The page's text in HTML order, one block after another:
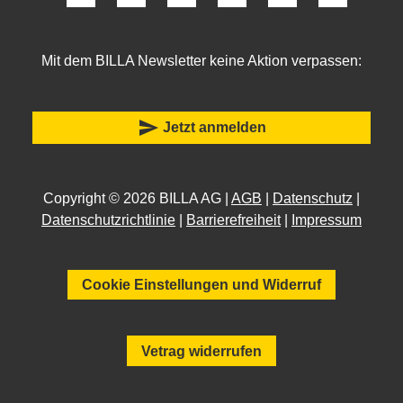
Mit dem BILLA Newsletter keine Aktion verpassen:
send Jetzt anmelden
Copyright © 2026 BILLA AG | AGB Datenschutz
Datenschutzrichtlinie
Barrierefreiheit| Impressum
Cookie Einstellungen und Widerruf
Vetrag widerrufen